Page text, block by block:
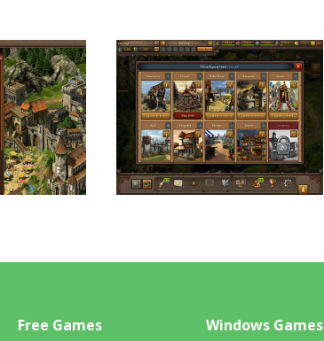
Free Games Windows Games